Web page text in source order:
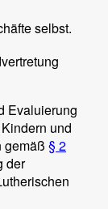
selbst.
Evaluierung
und
gemäß § 2
der